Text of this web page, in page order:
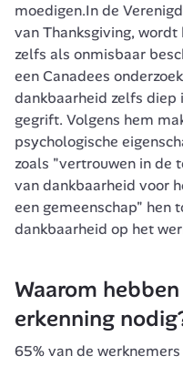
moedigen.In de
van Thanksgiving, wordt
zelfs als onmisbaar
een Canadees
dankbaarheid zelfs diep
gegrift. Volgens hem
psychologische
zoals "vertrouwen in de
van dankbaarheid voor
een gemeenschap" hen
dankbaarheid op het
Waarom
erkenning
65% van de